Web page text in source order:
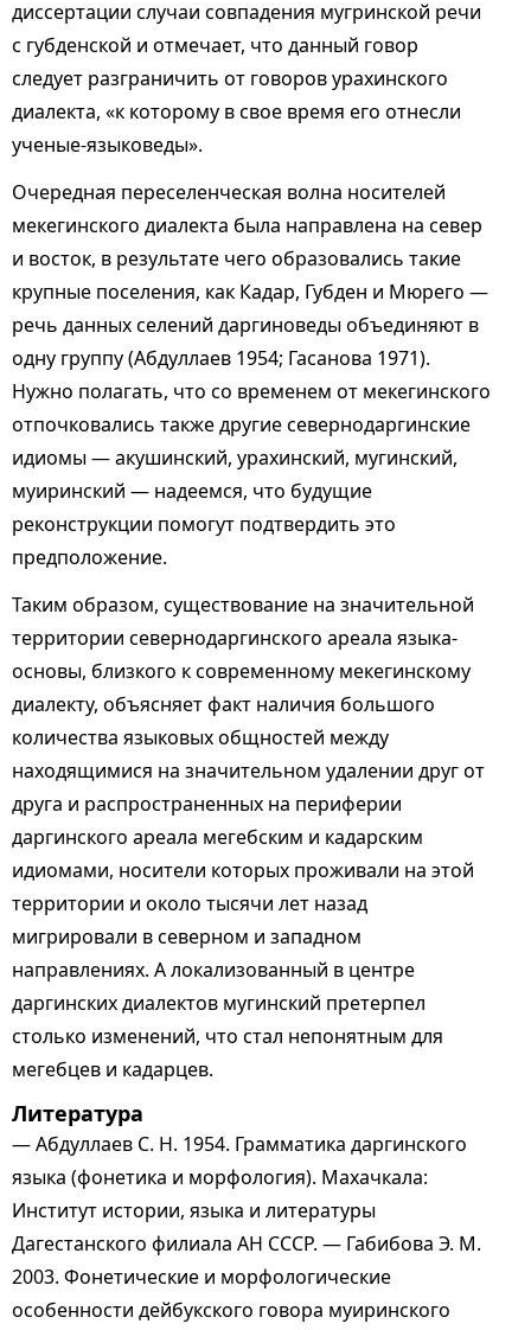
диссертации случаи совпадения мугринской речи
с губденской и отмечает, что данный говор
следует разграничить от говоров урахинского
диалекта, «к которому в свое время его отнесли
ученые-языковеды».
Очередная переселенческая волна носителей
мекегинского диалекта была направлена на север
и восток, в результате чего образовались такие
крупные поселения, как Кадар, Губден и Мюрего —
речь данных селений даргиноведы объединяют в
одну группу (Абдуллаев 1954; Гасанова 1971).
Нужно полагать, что со временем от мекегинского
отпочковались также другие севернодаргинские
идиомы — акушинский, урахинский, мугинский,
муиринский — надеемся, что будущие
реконструкции помогут подтвердить это
предположение.
Таким образом, существование на значительной
территории севернодаргинского ареала языка-
основы, близкого к современному мекегинскому
диалекту, объясняет факт наличия большого
количества языковых общностей между
находящимися на значительном удалении друг от
друга и распространенных на периферии
даргинского ареала мегебским и кадарским
идиомами, носители которых проживали на этой
территории и около тысячи лет назад
мигрировали в северном и западном
направлениях. А локализованный в центре
даргинских диалектов мугинский претерпел
столько изменений, что стал непонятным для
мегебцев и кадарцев.
Литература
— Абдуллаев С. Н. 1954. Грамматика даргинского
языка (фонетика и морфология). Махачкала:
Институт истории, языка и литературы
Дагестанского филиала АН СССР. — Габибова Э. М.
2003. Фонетические и морфологические
особенности дейбукского говора муиринского